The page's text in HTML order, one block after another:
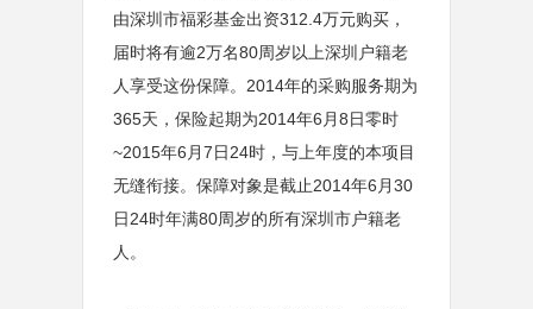
由深圳市福彩基金出资312.4万元购买，
届时将有逾2万名80周岁以上深圳户籍老
人享受这份保障。2014年的采购服务期为
365天，保险起期为2014年6月8日零时
~2015年6月7日24时，与上年度的本项目
无缝衔接。保障对象是截止2014年6月30
日24时年满80周岁的所有深圳市户籍老
人。